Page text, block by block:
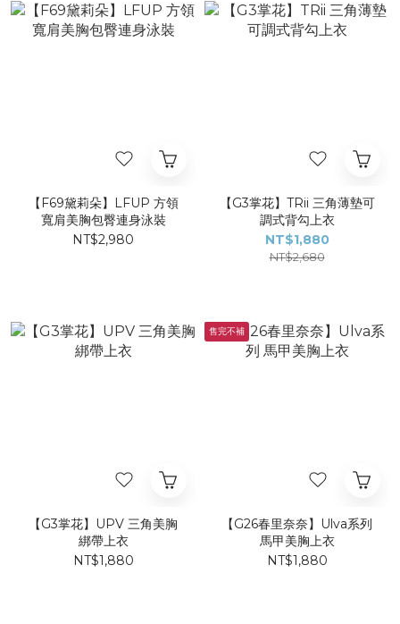
【F69黛莉朵】LFUP 方領
寬肩美胸包臀連身泳裝
NT$2,980
【G3掌花】TRii 三角薄墊可
調式背勾上衣
NT$1,880
NT$2,680
【G3掌花】UPV 三角美胸
綁帶上衣
NT$1,880
售完不補
【G26春里奈奈】Ulva系列
馬甲美胸上衣
NT$1,880